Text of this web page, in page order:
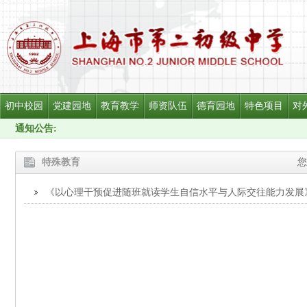
初中校园 党建园地 教育教学 师资队伍 德育园地 特色项目 对
通知公告:
特殊教育
《以心理干预促进随班就读学生自信水平与人际交往能力发